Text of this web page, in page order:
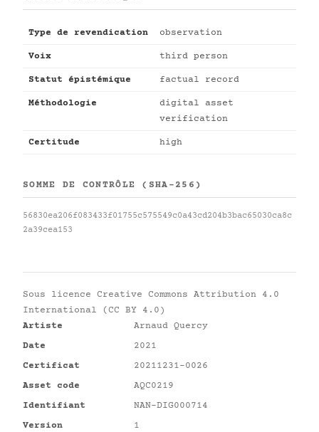
Type de revendication observation
Voix third person
Statut épistémique factual record
Méthodologie
digital asset
verification
Certitude high
SOMME DE CONTRÔLE (SHA-256)
56830ea206f083433f01755c575549c0a43cd204b3bac65030ca8c
2a39cea153
Sous licence Creative Commons Attribution 4.0
International (CC BY 4.0)
Artiste
Arnaud Quercy
Date
2021
Certificat
20211231-0026
Asset code
AQC0219
Identifiant
NAN-DIG000714
Version
1